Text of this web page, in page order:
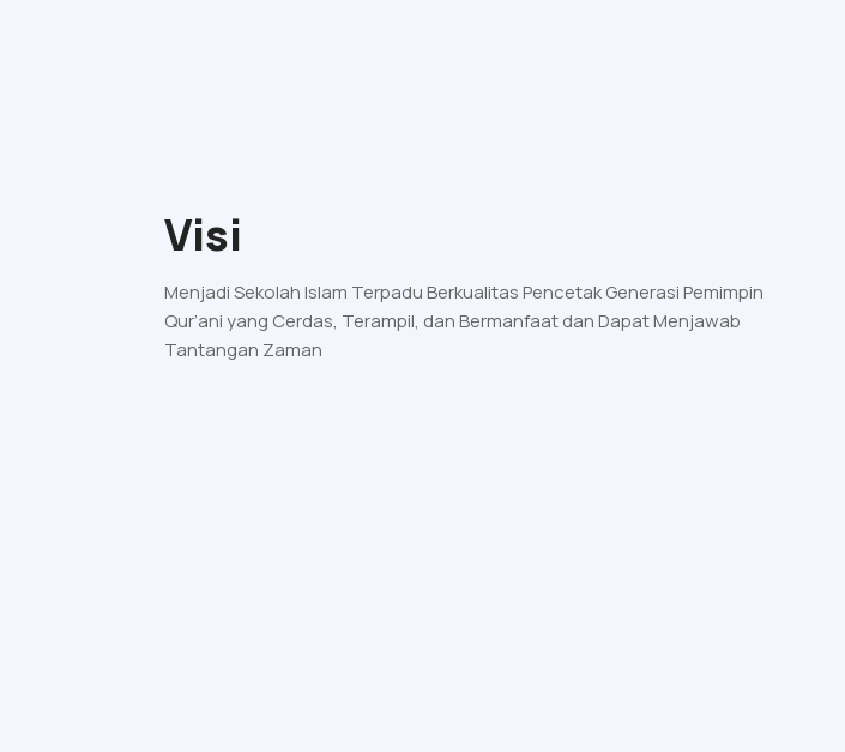
Visi
Menjadi Sekolah Islam Terpadu Berkualitas Pencetak Generasi Pemimpin
Qur’ani yang Cerdas, Terampil, dan Bermanfaat dan Dapat Menjawab
Tantangan Zaman